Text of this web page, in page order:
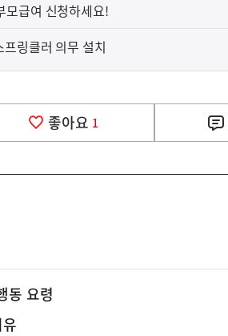
모급여 신청하세요!
링클러 의무 설치
좋아요 1
동 요령